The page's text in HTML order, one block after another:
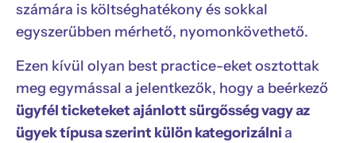
számára is költséghatékony és sokkal
egyszerűbben mérhető, nyomonkövethető.
Ezen kívül olyan best practice-eket osztottak
meg egymással a jelentkezők, hogy a beérkező
ügyfél ticketeket ajánlott sürgősség vagy az
ügyek típusa szerint külön kategorizálnia